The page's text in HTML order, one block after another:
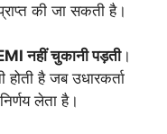
की जा सकती है।
नहीं चुकानी पड़ती।
है जब उधारकर्ता
लेता है।